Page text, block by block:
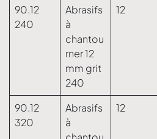
90.12
240
Abrasifs
à
chantou
rner 12
mm grit
240
12
90.12
320
Abrasifs
à
12